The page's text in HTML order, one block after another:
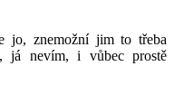
jo, znemožní jim to třeba
já nevím, i vůbec prostě